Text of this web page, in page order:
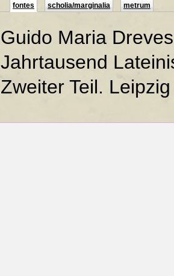
fontes scholia/marginalia metrum
Guido Maria
Jahrtausend
Zweiter Teil.